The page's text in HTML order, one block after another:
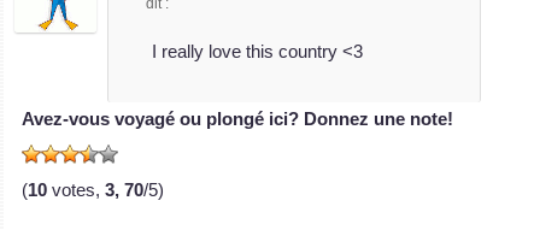
dit :
I really love this country <3
Avez-vous voyagé ou plongé ici? Donnez une note!
(10 votes, 3, 70/5)